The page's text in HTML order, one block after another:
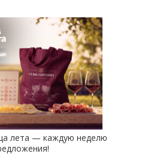
лета — каждую неделю